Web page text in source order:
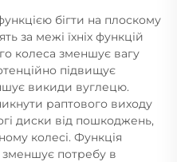
бігти на плоскому
за межі їхніх функцій
колеса зменшує вагу
підвищує
викиди вуглецю.
раптового виходу
диски від пошкоджень,
колесі. Функція
потребу в